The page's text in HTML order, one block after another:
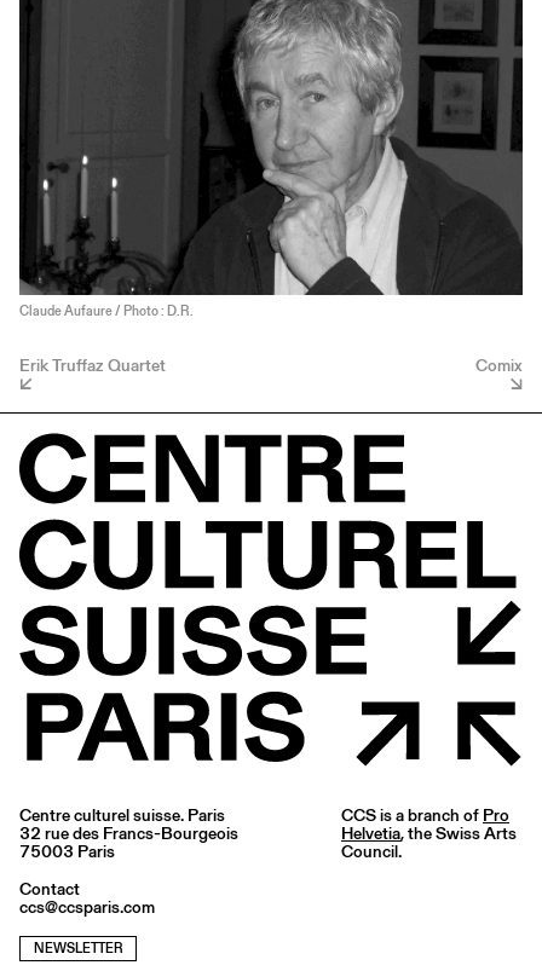
Claude Aufaure / Photo : D.R.
Erik Truffaz Quartet Comix
Centre culturel suisse. Paris
32 rue des Francs-Bourgeois
75003 Paris
Contact
ccs@ccsparis.com
NEWSLETTER
CCS is a branch of Pro
Helvetia, the Swiss Arts
Council.